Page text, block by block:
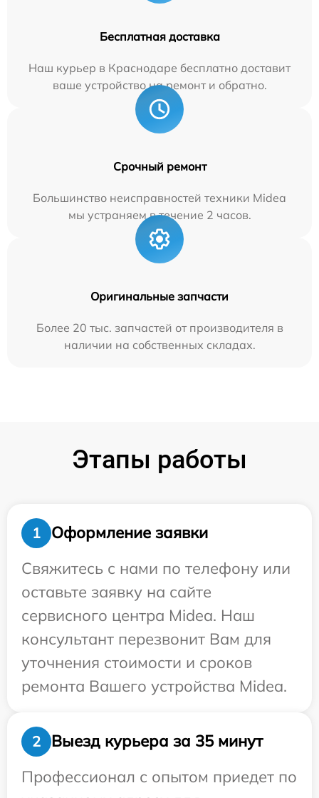
Бесплатная доставка
Наш курьер в Краснодаре бесплатно доставит
ваше устройство на ремонт и обратно.
Срочный ремонт
Большинство неисправностей техники Midea
мы устраняем в течение 2 часов.
Оригинальные запчасти
Более 20 тыс. запчастей от производителя в
наличии на собственных складах.
Этапы работы
1
Оформление заявки
Свяжитесь с нами по телефону или
оставьте заявку на сайте
сервисного центра Midea. Наш
консультант перезвонит Вам для
уточнения стоимости и сроков
ремонта Вашего устройства Midea.
2
Выезд курьера за 35 минут
Профессионал с опытом приедет по